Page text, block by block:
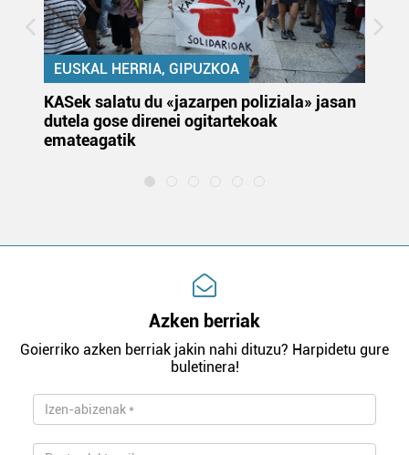
EUSKAL HERRIA, GIPUZKOA
KASek salatu du «jazarpen poliziala» jasan
dutela gose direnei ogitartekoak
emateagatik
Azken berriak
Goierriko azken berriak jakin nahi dituzu? Harpidetu gure
buletinera!